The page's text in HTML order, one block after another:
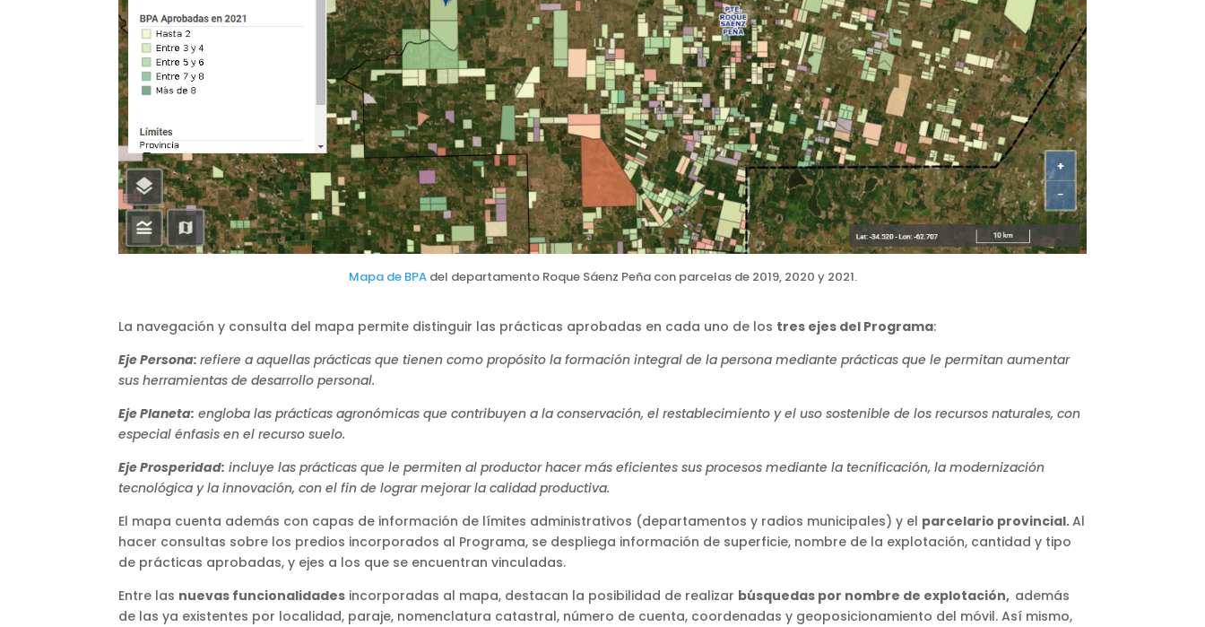
Mapa de BPAdel departamento Roque Sáenz Peña con parcelas de 2019, 2020 y 2021.
La navegación y consulta del mapa permite distinguir las prácticas aprobadas en cada uno de los tres ejes del Programa:
Eje Persona: refiere a aquellas prácticas que tienen como propósito la formación integral de la persona mediante prácticas que le permitan aumentar
sus herramientas de desarrollo personal.
Eje Planeta: engloba las prácticas agronómicas que contribuyen a la conservación, el restablecimiento y el uso sostenible de los recursos naturales, con
especial énfasis en el recurso suelo.
Eje Prosperidad: incluye las prácticas que le permiten al productor hacer más eficientes sus procesos mediante la tecnificación, la modernización
tecnológica y la innovación, con el fin de lograr mejorar la calidad productiva.
El mapa cuenta además con capas de información de límites administrativos (departamentos y radios municipales) y el parcelario provincial.Al
hacer consultas sobre los predios incorporados al Programa, se despliega información de superficie, nombre de la explotación, cantidad y tipo
de prácticas aprobadas, y ejes a los que se encuentran vinculadas.
Entre las nuevas funcionalidades incorporadas al mapa, destacan la posibilidad de realizar búsquedas por nombre de explotación, además
de las ya existentes por localidad, paraje, nomenclatura catastral, número de cuenta, coordenadas y geoposicionamiento del móvil. Así mismo,